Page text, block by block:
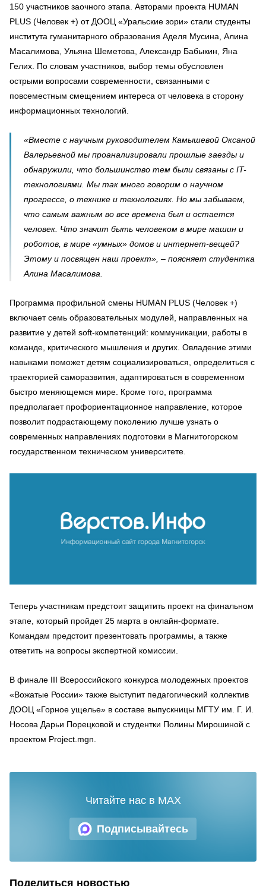
150 участников заочного этапа. Авторами проекта HUMAN
PLUS (Человек +) от ДООЦ «Уральские зори» стали студенты
института гуманитарного образования Аделя Мусина, Алина
Масалимова, Ульяна Шеметова, Александр Бабыкин, Яна
Гелих. По словам участников, выбор темы обусловлен
острыми вопросами современности, связанными с
повсеместным смещением интереса от человека в сторону
информационных технологий.
«Вместе с научным руководителем Камышевой Оксаной
Валерьевной мы проанализировали прошлые заезды и
обнаружили, что большинство тем были связаны с IT-
технологиями. Мы так много говорим о научном
прогрессе, о технике и технологиях. Но мы забываем,
что самым важным во все времена был и остается
человек. Что значит быть человеком в мире машин и
роботов, в мире «умных» домов и интернет-вещей?
Этому и посвящен наш проект», – поясняет студентка
Алина Масалимова.
Программа профильной смены HUMAN PLUS (Человек +)
включает семь образовательных модулей, направленных на
развитие у детей soft-компетенций: коммуникации, работы в
команде, критического мышления и других. Овладение этими
навыками поможет детям социализироваться, определиться с
траекторией саморазвития, адаптироваться в современном
быстро меняющемся мире. Кроме того, программа
предполагает профориентационное направление, которое
позволит подрастающему поколению лучше узнать о
современных направлениях подготовки в Магнитогорском
государственном техническом университете.
Теперь участникам предстоит защитить проект на финальном
этапе, который пройдет 25 марта в онлайн-формате.
Командам предстоит презентовать программы, а также
ответить на вопросы экспертной комиссии.
В финале III Всероссийского конкурса молодежных проектов
«Вожатые России» также выступит педагогический коллектив
ДООЦ «Горное ущелье» в составе выпускницы МГТУ им. Г. И.
Носова Дарьи Порецковой и студентки Полины Мирошиной с
проектом Project.mgn.
Подписывайтесь
Читайте нас в MAX
Поделиться новостью